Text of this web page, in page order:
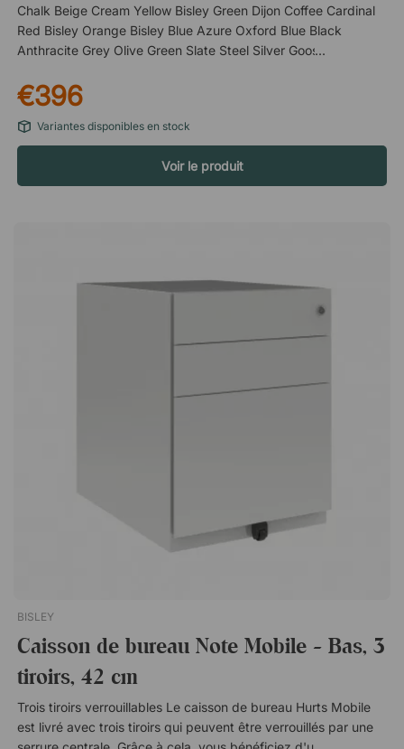
Chalk Beige Cream Yellow Bisley Green Dijon Coffee Cardinal
Red Bisley Orange Bisley Blue Azure Oxford Blue Black
Anthracite Grey Olive Green Slate Steel Silver Goose Grey
sur roulettes, avec trois tiroirs verrouillables. Parfait pour
organiser votre bureau, tout en gardant votre matériel et vos
rangements personnels à portée de main. Trois tiroirs
verrouillables avec serrure centrale intelligente. Les roues
souples facilitent le déplacement du bureau. Fabriqué en
métal durable.
€396
Variantes disponibles en stock
Voir le produit
BISLEY
Caisson de bureau Note Mobile - Bas, 3
tiroirs, 42 cm
Trois tiroirs verrouillables Le caisson de bureau Hurts Mobile
est livré avec trois tiroirs qui peuvent être verrouillés par une